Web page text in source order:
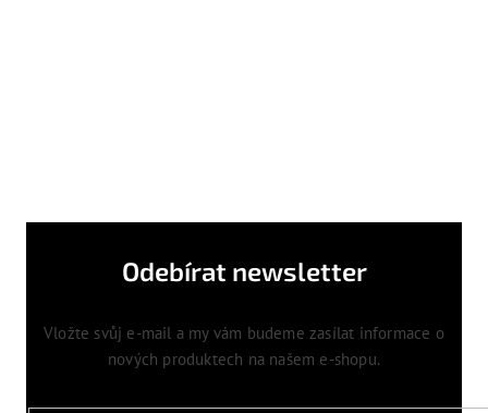
Odebírat newsletter
Vložte svůj e-mail a my vám budeme zasílat informace o
nových produktech na našem e-shopu.